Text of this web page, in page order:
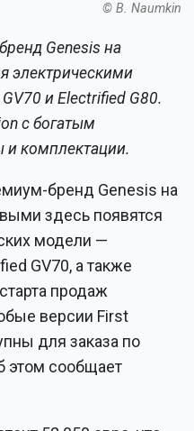
© B. Naumkin
Genesis на
электрическими
и Electrified G80.
с богатым
и комплектации.
бренд Genesis на
здесь появятся
модели —
GV70, а также
продаж
версии First
для заказа по
этом сообщает